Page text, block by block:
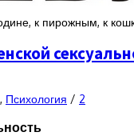
к пирожным, к
, Психология / 2